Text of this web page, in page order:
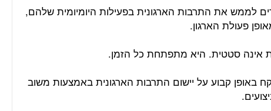
לממש את התרבות הארגונית בפעילות היומיומית שלהם,
פעולת הארגון.
אינה סטטית. היא מתפתחת כל הזמן.
באופן קבוע על יישום התרבות הארגונית באמצעות משוב